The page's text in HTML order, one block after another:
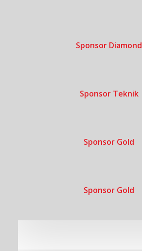
Sponsor Diamond
Sponsor Teknik
Sponsor Gold
Sponsor Gold